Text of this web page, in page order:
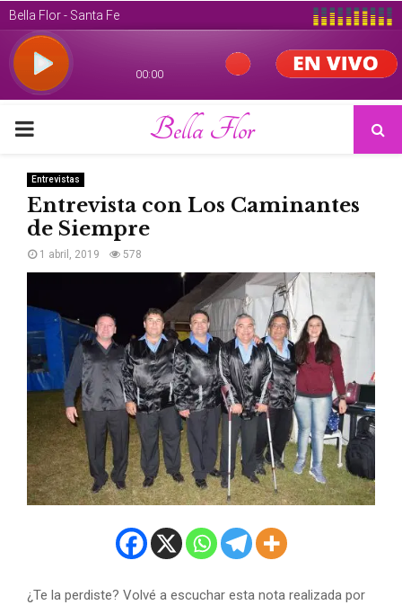
PRIMARY
MENU
Bella Flor
Entrevistas
Entrevista con Los Caminantes
de Siempre
1 abril, 2019 578
¿Te la perdiste? Volvé a escuchar esta nota realizada por